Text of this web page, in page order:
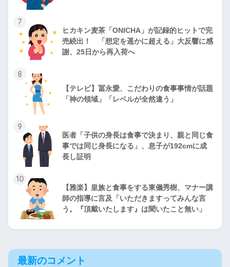
7
ヒカキン麦茶「ONICHA」が記録的ヒットで完
売続出！ 「想定を遥かに超える」大反響に感
謝、25日から再入荷へ
8
【テレビ】冨永愛、こだわりの食事事情が話題
「神の領域」「レベルが全然違う」
9
医者「子供の身長は食事で決まり、親と同じ食
事では同じ身長になる」、息子が192cmに成
長し証明
10
【雅楽】皇族と食事をする東儀秀樹、マナー講
師の指導に言及「いただきますってみんな言
う。『頂戴いたします』は聞いたこと無い」
最新のコメント